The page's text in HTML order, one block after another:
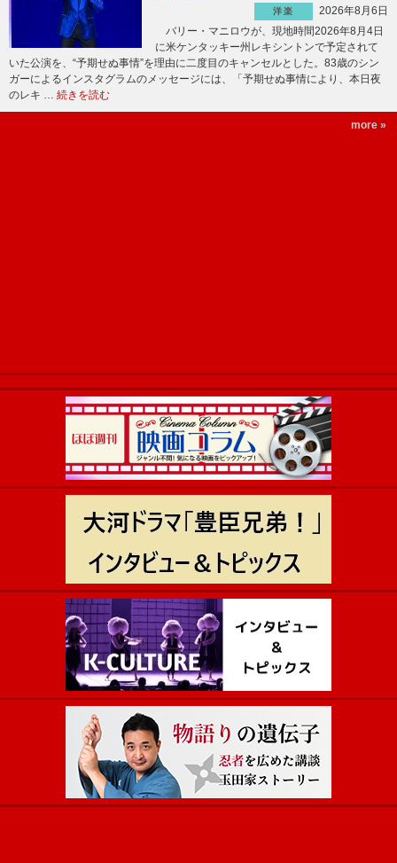
洋楽
2026年8月6日
バリー・マニロウが、現地時間2026年8月4日
に米ケンタッキー州レキシントンで予定されて
いた公演を、“予期せぬ事情”を理由に二度目のキャンセルとした。83歳のシン
ガーによるインスタグラムのメッセージには、「予期せぬ事情により、本日夜
のレキ … 続きを読む
more »